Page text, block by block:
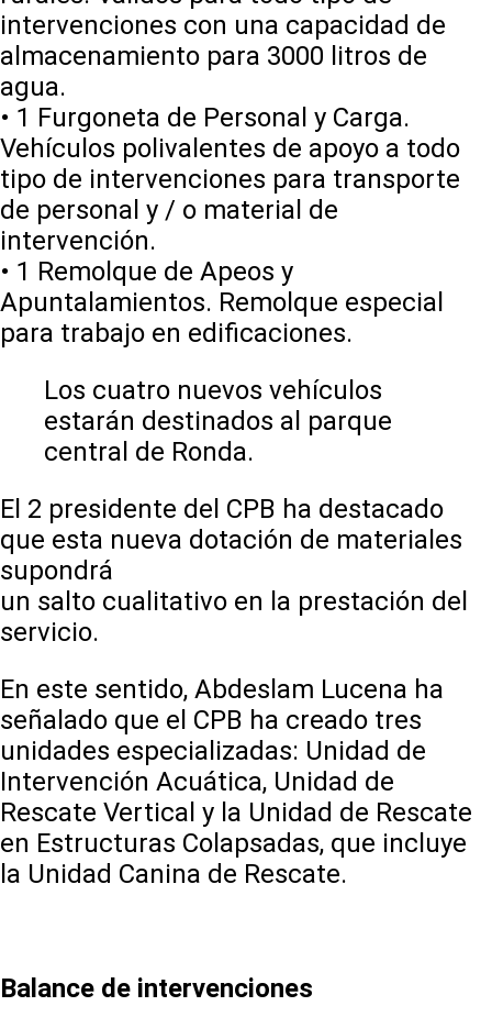
intervenciones con una capacidad de
almacenamiento para 3000 litros de
agua.
• 1 Furgoneta de Personal y Carga.
Vehículos polivalentes de apoyo a todo
tipo de intervenciones para transporte
de personal y / o material de
intervención.
• 1 Remolque de Apeos y
Apuntalamientos. Remolque especial
para trabajo en edificaciones.
Los cuatro nuevos vehículos
estarán destinados al parque
central de Ronda.
El 2 presidente del CPB ha destacado
que esta nueva dotación de materiales
supondrá
un salto cualitativo en la prestación del
servicio.
En este sentido, Abdeslam Lucena ha
señalado que el CPB ha creado tres
unidades especializadas: Unidad de
Intervención Acuática, Unidad de
Rescate Vertical y la Unidad de Rescate
en Estructuras Colapsadas, que incluye
la Unidad Canina de Rescate.
Balance de intervenciones